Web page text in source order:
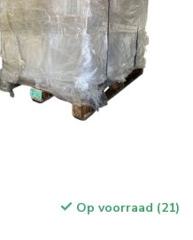
Op voorraad (21)